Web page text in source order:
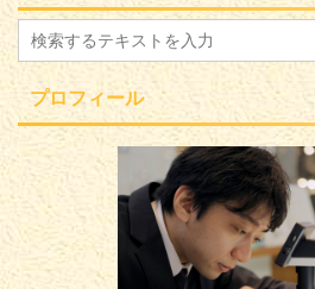
プロフィール